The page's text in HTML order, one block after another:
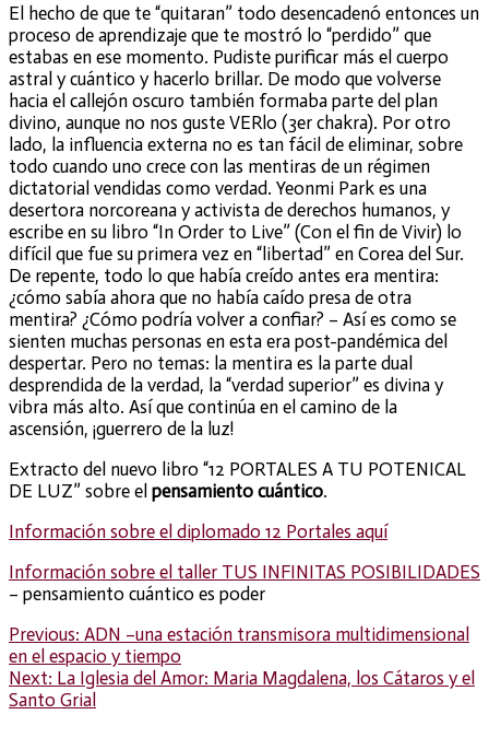
El hecho de que te “quitaran” todo desencadenó entonces un
proceso de aprendizaje que te mostró lo “perdido” que
estabas en ese momento. Pudiste purificar más el cuerpo
astral y cuántico y hacerlo brillar. De modo que volverse
hacia el callejón oscuro también formaba parte del plan
divino, aunque no nos guste VERlo (3er chakra). Por otro
lado, la influencia externa no es tan fácil de eliminar, sobre
todo cuando uno crece con las mentiras de un régimen
dictatorial vendidas como verdad. Yeonmi Park es una
desertora norcoreana y activista de derechos humanos, y
escribe en su libro “In Order to Live” (Con el fin de Vivir) lo
difícil que fue su primera vez en “libertad” en Corea del Sur.
De repente, todo lo que había creído antes era mentira:
¿cómo sabía ahora que no había caído presa de otra
mentira? ¿Cómo podría volver a confiar? – Así es como se
sienten muchas personas en esta era post-pandémica del
despertar. Pero no temas: la mentira es la parte dual
desprendida de la verdad, la “verdad superior” es divina y
vibra más alto. Así que continúa en el camino de la
ascensión, ¡guerrero de la luz!
Extracto del nuevo libro “12 PORTALES A TU POTENICAL
DE LUZ” sobre el pensamiento cuántico.
Información sobre el diplomado 12 Portales aquí
Información sobre el taller TUS INFINITAS POSIBILIDADES
– pensamiento cuántico es poder
Post
navigation
Previous: Previous
post:
ADN –una estación transmisora multidimensional
en el espacio y tiempo
Next: Next
post:
La Iglesia del Amor: Maria Magdalena, los Cátaros y el
Santo Grial